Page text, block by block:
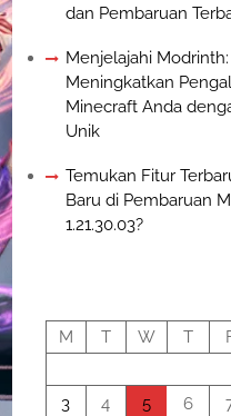
dan Pembaruan
Menjelajahi Modrinth:
Meningkatkan
Minecraft Anda
Unik
Temukan Fitur
Baru di Pembaruan
1.21.30.03?
M
T W T
3
4 5 6